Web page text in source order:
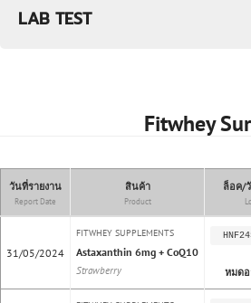
LAB TEST
Fitwhey
วันที่รายงาน
Report Date
สินค้า
Product
ล็อค/
31/05/2024
FITWHEY SUPPLEMENTS
Astaxanthin 6mg + CoQ10
Strawberry หมดอ